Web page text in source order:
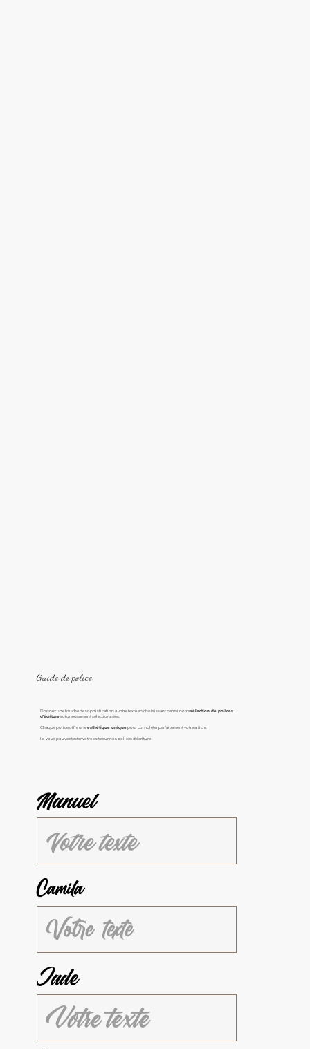
Guide de police
Donnez une touche de sophistication à votre texte en choisissant parmi notresélection de polices
d'écrituresoigneusement sélectionnées.
Chaque police offre uneesthétique uniquepour compléter parfaitement votre article.
Ici vous pouvez tester votre texte sur nos polices d'écriture
Manuel
Camila
Jade